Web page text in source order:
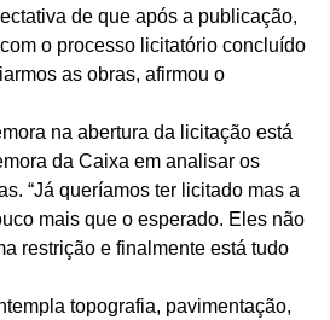
de que após a publicação,
o processo licitatório concluído
as obras, afirmou o
na abertura da licitação está
da Caixa em analisar os
“Já queríamos ter licitado mas a
mais que o esperado. Eles não
restrição e finalmente está tudo
topografia, pavimentação,